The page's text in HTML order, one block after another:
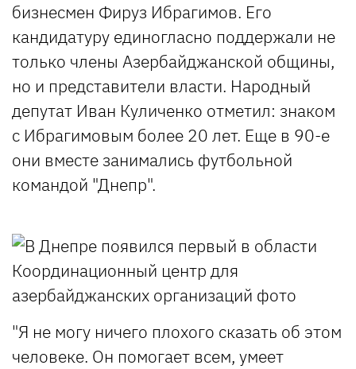
бизнесмен Фируз Ибрагимов. Его
кандидатуру единогласно поддержали не
только члены Азербайджанской общины,
но и представители власти. Народный
депутат Иван Куличенко отметил: знаком
с Ибрагимовым более 20 лет. Еще в 90-е
они вместе занимались футбольной
командой "Днепр".
"Я не могу ничего плохого сказать об этом
человеке. Он помогает всем, умеет